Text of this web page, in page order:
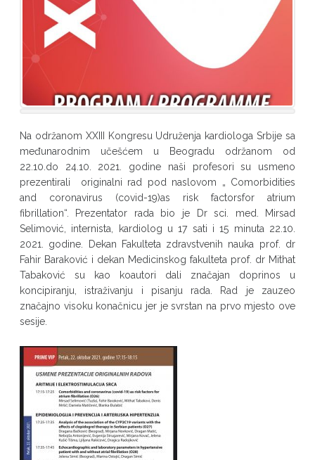
Na održanom XXIII Kongresu Udruženja kardiologa Srbije sa
međunarodnim učešćem u Beogradu održanom od
22.10.do 24.10. 2021. godine naši profesori su usmeno
prezentirali originalni rad pod naslovom „ Comorbidities
and coronavirus (covid-19)as risk factorsfor atrium
fibrillation“. Prezentator rada bio je Dr sci. med. Mirsad
Selimović, internista, kardiolog u 17 sati i 15 minuta 22.10.
2021. godine. Dekan Fakulteta zdravstvenih nauka prof. dr
Fahir Baraković i dekan Medicinskog fakulteta prof. dr Mithat
Tabaković su kao koautori dali značajan doprinos u
koncipiranju, istraživanju i pisanju rada. Rad je zauzeo
značajno visoku konačnicu jer je svrstan na prvo mjesto ove
sesije.